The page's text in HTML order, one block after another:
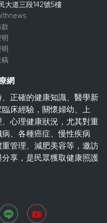
大道三段142號5樓
稿
網
正確的健康知識、醫學新
床經驗，關懷婦幼、上
心理健康狀況，尤其對重
、各種癌症、慢性疾病
管理、減肥美容等，邀訪
享，是民眾獲取健康照護